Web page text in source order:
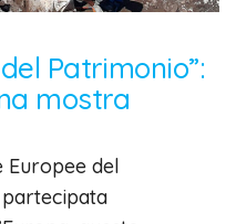
Patrimonio”:
mostra
Europee del